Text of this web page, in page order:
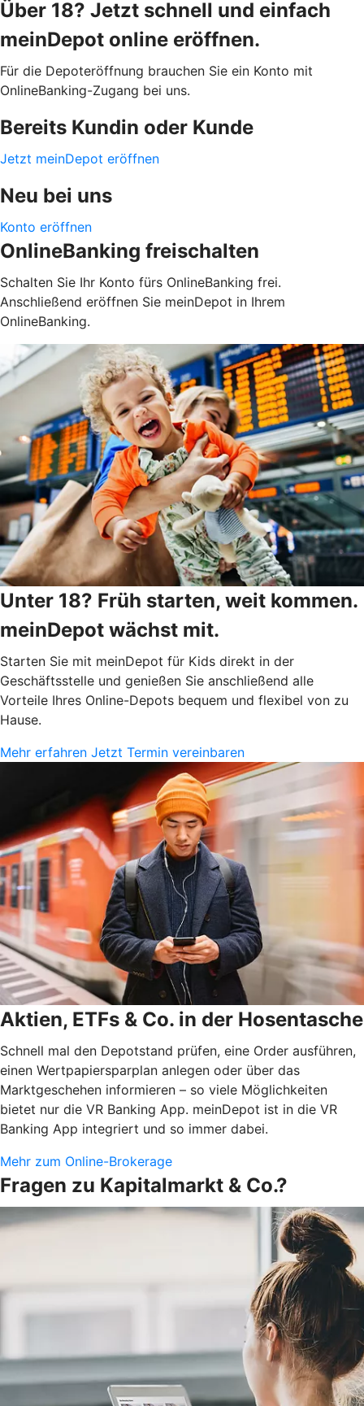
Über 18? Jetzt schnell und einfach
meinDepot online eröffnen.
Für die Depoteröffnung brauchen Sie ein Konto mit
OnlineBanking-Zugang bei uns.
Bereits Kundin oder Kunde
Jetzt meinDepot eröffnen
Neu bei uns
Konto eröffnen
OnlineBanking freischalten
Schalten Sie Ihr Konto fürs OnlineBanking frei.
Anschließend eröffnen Sie meinDepot in Ihrem
OnlineBanking.
Unter 18? Früh starten, weit kommen.
meinDepot wächst mit.
Starten Sie mit meinDepot für Kids direkt in der
Geschäftsstelle und genießen Sie anschließend alle
Vorteile Ihres Online-Depots bequem und flexibel von zu
Hause.
Mehr erfahren Jetzt Termin vereinbaren
Aktien, ETFs & Co. in der Hosentasche
Schnell mal den Depotstand prüfen, eine Order ausführen,
einen Wertpapiersparplan anlegen oder über das
Marktgeschehen informieren – so viele Möglichkeiten
bietet nur die VR Banking App. meinDepot ist in die VR
Banking App integriert und so immer dabei.
Mehr zum Online-Brokerage
Fragen zu Kapitalmarkt & Co.?